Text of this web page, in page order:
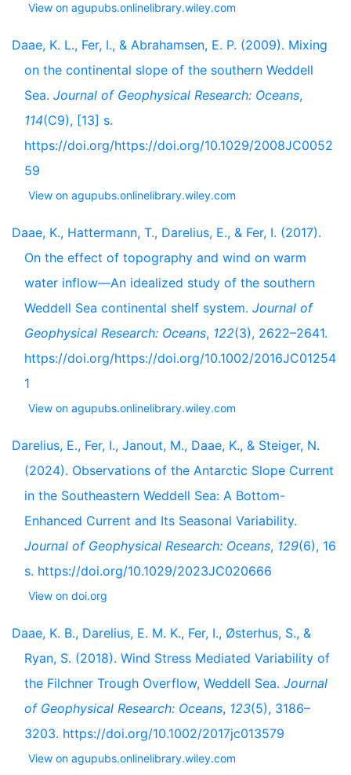
View on agupubs.onlinelibrary.wiley.com
Daae, K. L., Fer, I., & Abrahamsen, E. P. (2009). Mixing
on the continental slope of the southern Weddell
Sea. Journal of Geophysical Research: Oceans,
114(C9), [13] s.
https://doi.org/https://doi.org/10.1029/2008JC0052
59
View on agupubs.onlinelibrary.wiley.com
Daae, K., Hattermann, T., Darelius, E., & Fer, I. (2017).
On the effect of topography and wind on warm
water inflow—An idealized study of the southern
Weddell Sea continental shelf system. Journal of
Geophysical Research: Oceans, 122(3), 2622–2641.
https://doi.org/https://doi.org/10.1002/2016JC01254
1
View on agupubs.onlinelibrary.wiley.com
Darelius, E., Fer, I., Janout, M., Daae, K., & Steiger, N.
(2024). Observations of the Antarctic Slope Current
in the Southeastern Weddell Sea: A Bottom-
Enhanced Current and Its Seasonal Variability.
Journal of Geophysical Research: Oceans, 129(6), 16
s. https://doi.org/10.1029/2023JC020666
View on doi.org
Daae, K. B., Darelius, E. M. K., Fer, I., Østerhus, S., &
Ryan, S. (2018). Wind Stress Mediated Variability of
the Filchner Trough Overflow, Weddell Sea. Journal
of Geophysical Research: Oceans, 123(5), 3186–
3203. https://doi.org/10.1002/2017jc013579
View on agupubs.onlinelibrary.wiley.com